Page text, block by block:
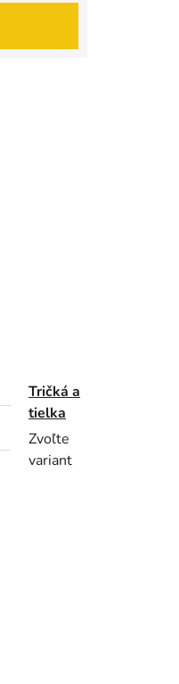
Tričká a
tielka
Zvoľte
variant